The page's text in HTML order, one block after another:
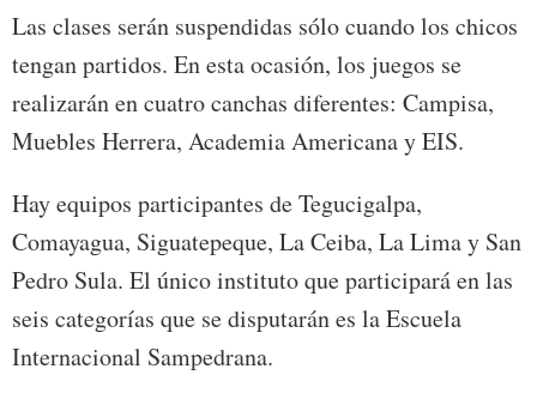
Las clases serán suspendidas sólo cuando los chicos
tengan partidos. En esta ocasión, los juegos se
realizarán en cuatro canchas diferentes: Campisa,
Muebles Herrera, Academia Americana y EIS.
Hay equipos participantes de Tegucigalpa,
Comayagua, Siguatepeque, La Ceiba, La Lima y San
Pedro Sula. El único instituto que participará en las
seis categorías que se disputarán es la Escuela
Internacional Sampedrana.